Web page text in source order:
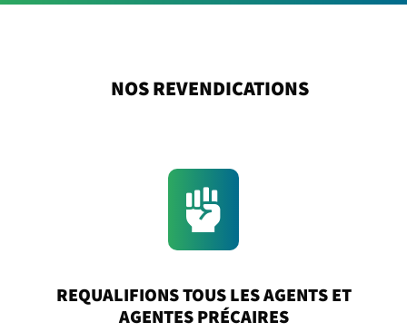
NOS REVENDICATIONS

REQUALIFIONS TOUS LES AGENTS ET
AGENTES PRÉCAIRES